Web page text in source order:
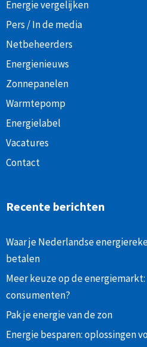
Energie vergelijken
Pers / In de media
Netbeheerders
Energienieuws
Zonnepanelen
Warmtepomp
Energielabel
Vacatures
Contact
Recente berichten
Waar je Nederlandse
betalen
Meer keuze op de
consumenten?
Pak je energie van de zon
Energie besparen: oplossingen